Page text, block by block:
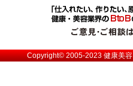
Copyright© 2005-2023健康美